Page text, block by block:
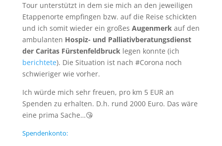
Tour unterstützt in dem sie mich an den jeweiligen
Etappenorte empfingen bzw. auf die Reise schickten
und ich somit wieder ein großes Augenmerk auf den
ambulanten Hospiz- und Palliativberatungsdienst
der Caritas Fürstenfeldbrucklegen konnte (ich
berichtete). Die Situation ist nach #Corona noch
schwieriger wie vorher.
Ich würde mich sehr freuen, pro km 5 EUR an
Spenden zu erhalten. D.h. rund 2000 Euro. Das wäre
eine prima Sache…😘
Spendenkonto: